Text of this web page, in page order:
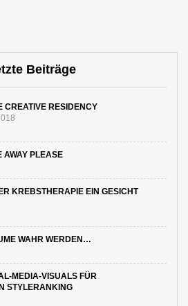
Beiträge
CREATIVE RESIDENCY
AWAY PLEASE
KREBSTHERAPIE EIN GESICHT
WAHR WERDEN…
MEDIA-VISUALS FÜR
STYLERANKING